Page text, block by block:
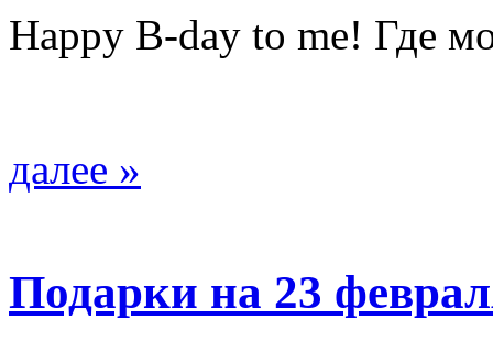
Happy B-day to me! Где
далее »
Подарки на 23